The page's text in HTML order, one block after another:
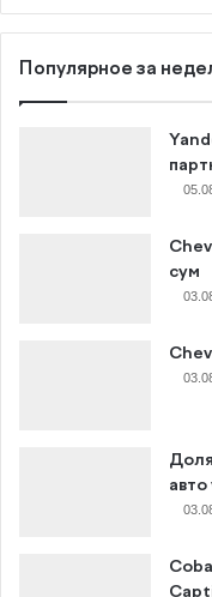
Популярное за
сум